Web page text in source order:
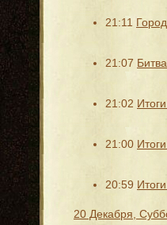
21:11
21:07
21:02
21:00
20:59
20 Декабря,